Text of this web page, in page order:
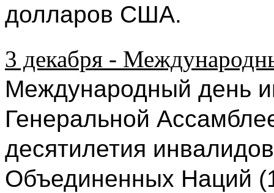
долларов США.
3 декабря -
Международный день
Генеральной
десятилетия
Объединенных Наций